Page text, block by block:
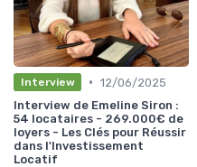
Interview • 12/06/2025
Interview de Emeline Siron :
54 locataires - 269.000€ de
loyers - Les Clés pour Réussir
dans l'Investissement
Locatif